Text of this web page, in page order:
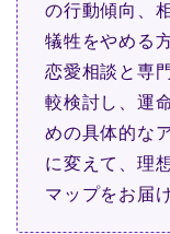
の行動傾向、
犠牲をやめる
恋愛相談と専
較検討し、運
めの具体的な
に変えて、理
マップをお届